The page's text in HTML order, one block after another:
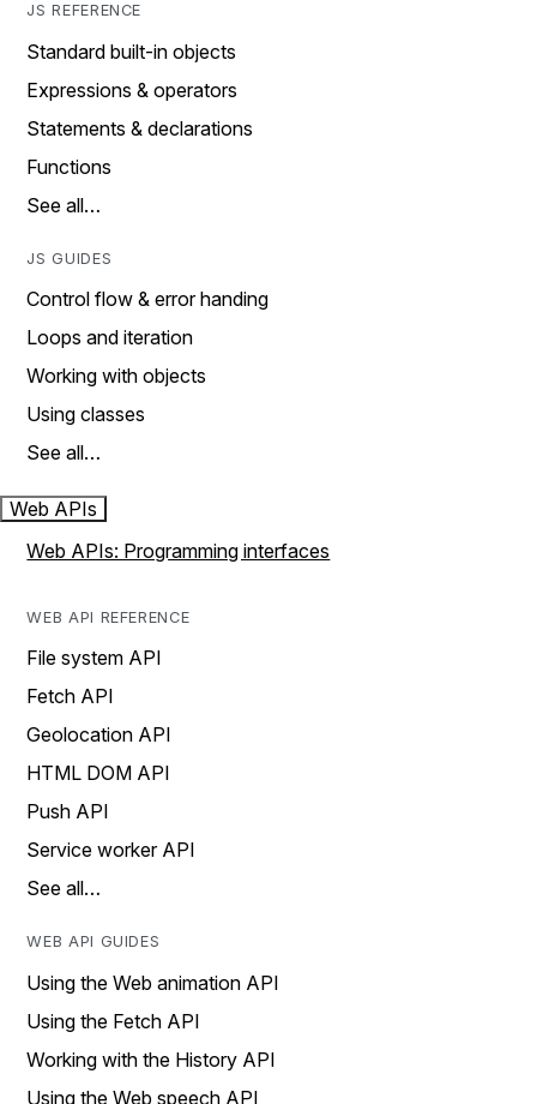
JS REFERENCE
Standard built-in objects
Expressions & operators
Statements & declarations
Functions
See all…
JS GUIDES
Control flow & error handing
Loops and iteration
Working with objects
Using classes
See all…
Web APIs
Web APIs: Programming interfaces
WEB API REFERENCE
File system API
Fetch API
Geolocation API
HTML DOM API
Push API
Service worker API
See all…
WEB API GUIDES
Using the Web animation API
Using the Fetch API
Working with the History API
Using the Web speech API